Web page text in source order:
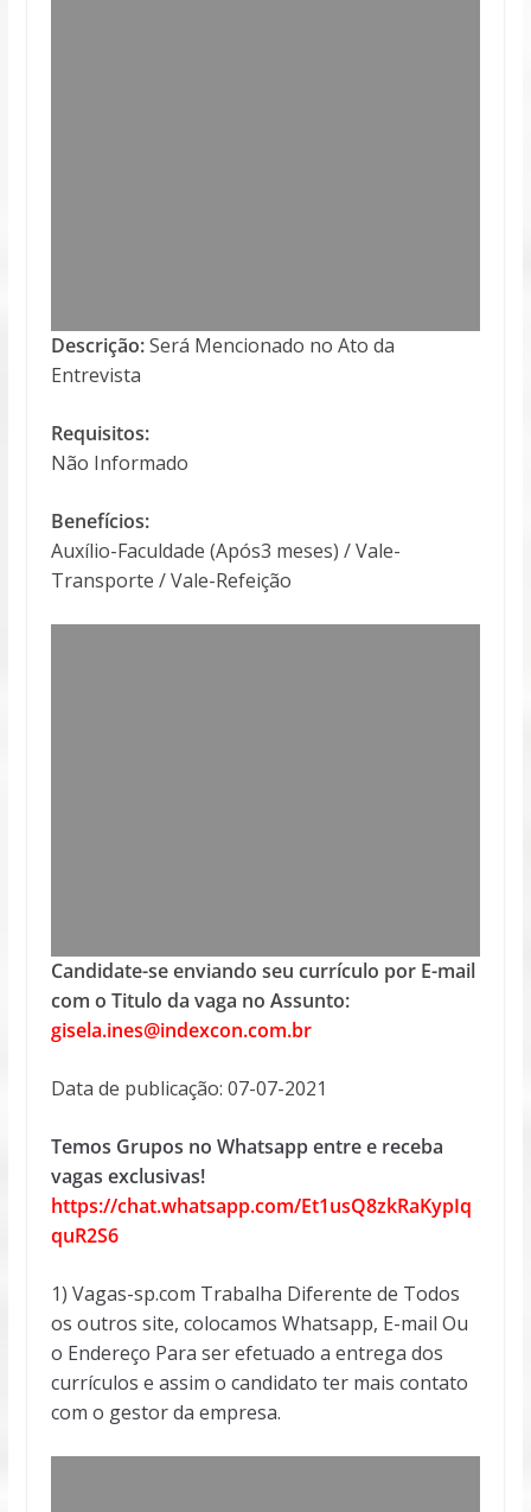
Descrição:Será Mencionado no Ato da
Entrevista
Requisitos:
Não Informado
Benefícios:
Auxílio-Faculdade (Após3 meses) / Vale-
Transporte / Vale-Refeição
Candidate-se enviando seu currículo por E-mail
com o Titulo da vaga no Assunto:
gisela.ines@indexcon.com.br
Data de publicação: 07-07-2021
Temos Grupos no Whatsapp entre e receba
vagas exclusivas!
https://chat.whatsapp.com/Et1usQ8zkRaKypIq
quR2S6
1) Vagas-sp.com Trabalha Diferente de Todos
os outros site, colocamos Whatsapp, E-mail Ou
o Endereço Para ser efetuado a entrega dos
currículos e assim o candidato ter mais contato
com o gestor da empresa.